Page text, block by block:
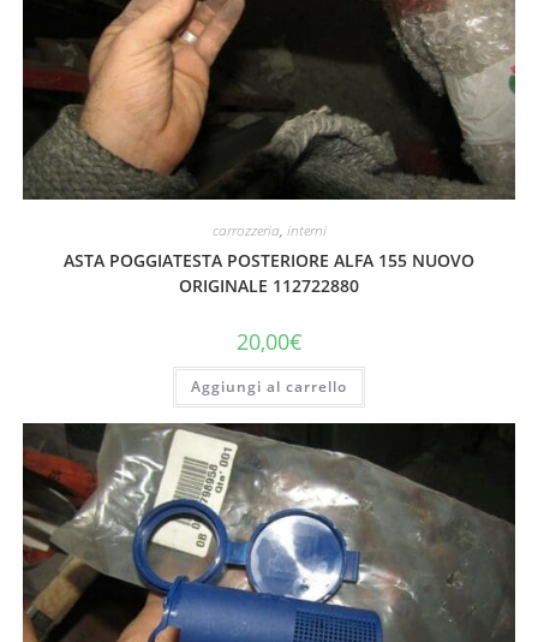
carrozzeria, interni
ASTA POGGIATESTA POSTERIORE ALFA 155 NUOVO
ORIGINALE 112722880
20,00€
Aggiungi al carrello